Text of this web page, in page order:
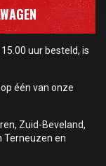
uur besteld, is
één van onze
Zuid-Beveland,
Terneuzen en